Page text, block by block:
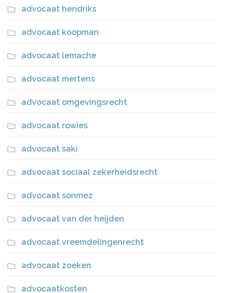
advocaat hendriks
advocaat koopman
advocaat lemache
advocaat mertens
advocaat omgevingsrecht
advocaat rowies
advocaat saki
advocaat sociaal zekerheidsrecht
advocaat sonmez
advocaat van der heijden
advocaat vreemdelingenrecht
advocaat zoeken
advocaatkosten